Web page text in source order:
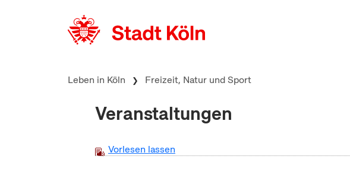
Leben in Köln Freizeit, Natur und Sport
Veranstaltungen
Vorlesen lassen